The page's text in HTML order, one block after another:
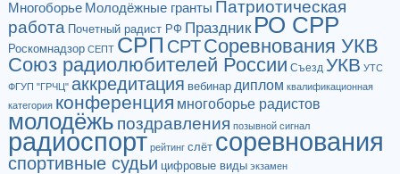
Многоборье Молодёжные гранты Патриотическая
работа Почетный радист РФ Праздник РО СРР
Роскомнадзор СЕПТ СРП СРТСоревнования УКВ
Союз радиолюбителей России Съезд УКВ УТС
ФГУП "ГРЧЦ" аккредитация вебинар диплом квалификационная
категория конференция многоборье радистов
молодёжь поздравления позывной сигнал
радиоспорт рейтинг слёт соревнования
спортивные судьи цифровые виды экзамен